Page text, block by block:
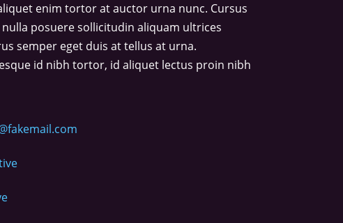
enim tortor at auctor urna nunc. Cursus
posuere sollicitudin aliquam ultrices
semper eget duis at tellus at urna.
id nibh tortor, id aliquet lectus proin nibh